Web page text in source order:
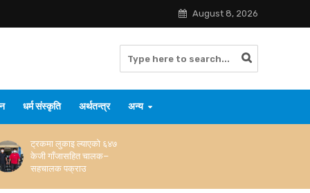
August 8, 2026
धर्म संस्कृति अर्थतन्त्र अन्य
ट्रकमा लुकाइ ल्याएको ६४७
केजी गाँजासहित चालक–
सहचालक पक्राउ